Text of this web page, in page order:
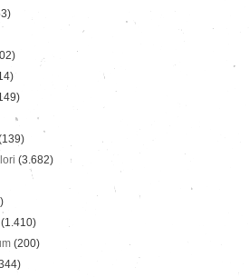
(3.682)
(1.410)
(200)